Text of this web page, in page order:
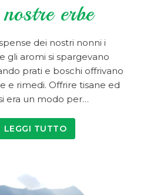
erbe
dei nostri nonni i
gli aromi si spargevano
prati e boschi offrivano
e rimedi. Offrire tisane ed
era un modo per…
LEGGI TUTTO